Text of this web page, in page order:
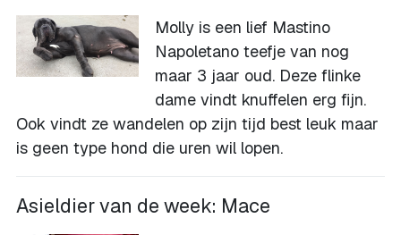
Molly is een lief Mastino
Napoletano teefje van nog
maar 3 jaar oud. Deze flinke
dame vindt knuffelen erg fijn.
Ook vindt ze wandelen op zijn tijd best leuk maar
is geen type hond die uren wil lopen.
Asieldier van de week: Mace